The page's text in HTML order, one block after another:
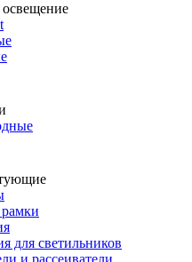
для светильников
и рассеиватели